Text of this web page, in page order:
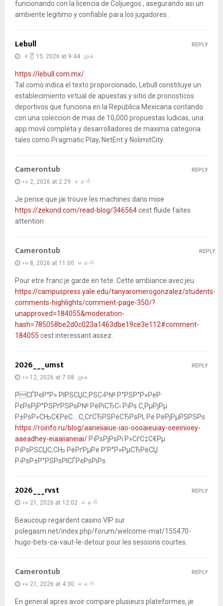
funcionando con la licencia de Coljuegos , asegurando asi un
ambiente legitimo y confiable para los jugadores .
Lebull
ဧပြီ 15, 2026 at 9:44 ညနေ
https://lebull.com.mx/
Tal como indica el texto proporcionado, Lebull constituye un
establecimiento virtual de apuestas y sitio de pronosticos
deportivos que funciona en la Republica Mexicana contando
con una coleccion de mas de 10,000 propuestas ludicas, una
app movil completa y desarrolladores de maxima categoria
tales como Pragmatic Play, NetEnt y NolimitCity.
REPLY
Camerontub
မေ 2, 2026 at 2:29 မနက်
Je pense que jai trouve les machines dans mise
https://zekond.com/read-blog/346564cest fluide faites
attention
REPLY
Camerontub
မေ 8, 2026 at 11:00 မနက်
Pour etre franc je garde en tete. Cette ambiance avec jeu
https://campuspress.yale.edu/tanyaromerogonzalez/students-
comments-highlights/comment-page-350/?
unapproved=184055&moderation-
hash=785058be2d0c023a1463dbe19ce3e112#comment-
184055 cest interessant assez.
REPLY
2026___umst
မေ 12, 2026 at 7:08 ညနေ
РСЃРєР°Р» РІРЅСЏС‚РЅС‹Р№ Р°РЅР°Р»РёР·
РєРѕРјР°РЅРґРЅРѕР№ РёРіСЂС‹ РїРѕ С‚РµРјРµ
Р±РѕР»СЊС€РёС… С‚СѓСЂРЅРёСЂРѕРІ, Рё РёРјРµРЅРЅРѕ
https://roinfo.ru/blog/aaneiiaiue-iao-oooaieuiay-oeeinioey-
aaeadhey-eiaaiianeiai/ РїРѕРјРѕРі Р»СѓС‡С€Рµ
РїРѕРЅСЏС‚СЊ РёРґРµРё Р’Р°Р»РµСЂРёСЏ
Р›РѕР±Р°РЅРѕРІСЃРєРѕРіРѕ.
REPLY
2026___rvst
မေ 21, 2026 at 12:02 မနက်
Beaucoup regardent casino VIP sur
polegasm.net/index.php/forum/welcome-mat/155470-
hugo-bets-ca-vaut-le-detour pour les sessions courtes.
REPLY
Camerontub
မေ 21, 2026 at 4:30 မနက်
En general apres avoir compare plusieurs plateformes, je
REPLY